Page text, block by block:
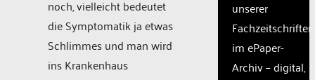
noch, vielleicht bedeutet
die Symptomatik ja etwas
Schlimmes und man wird
ins Krankenhaus
unserer
Fachzeitschriften
im ePaper-
Archiv – digital,